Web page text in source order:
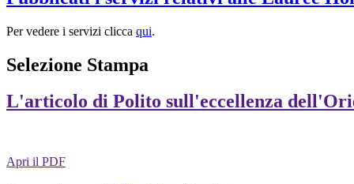
Per vedere i servizi clicca qui.
Selezione Stampa
L'articolo di Polito sull'eccellenza
Apri il PDF